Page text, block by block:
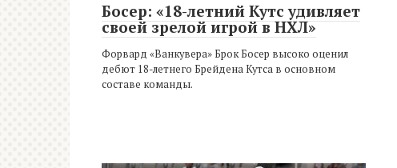
Босер: «18-летний Кутс удивляет
своей зрелой игрой в НХЛ»
Форвард «Ванкувера» Брок Босер высоко оценил
дебют 18-летнего Брейдена Кутса в основном
составе команды.